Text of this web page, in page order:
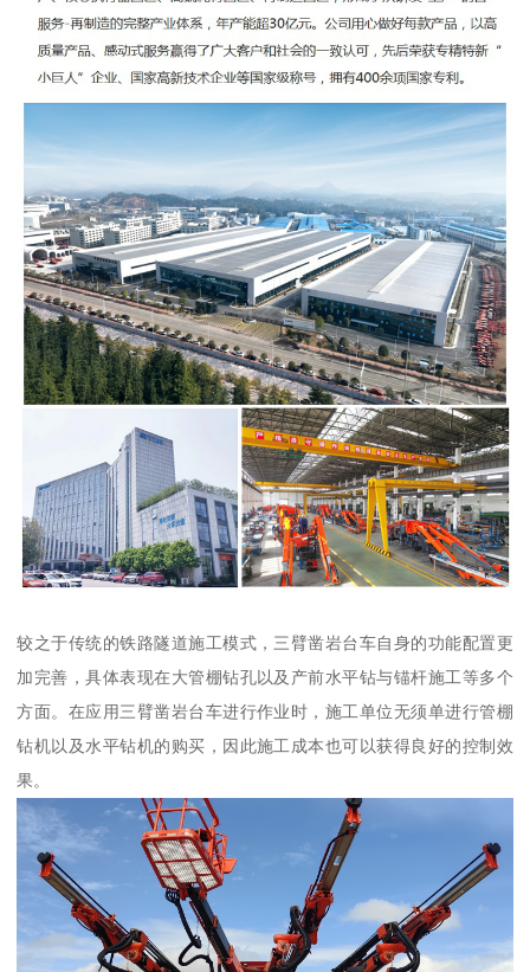
较之于传统的铁路隧道施工模式，三臂凿岩台车自身的功能配置更
加完善，具体表现在大管棚钻孔以及产前水平钻与锚杆施工等多个
方面。在应用三臂凿岩台车进行作业时，施工单位无须单进行管棚
钻机以及水平钻机的购买，因此施工成本也可以获得良好的控制效
果。